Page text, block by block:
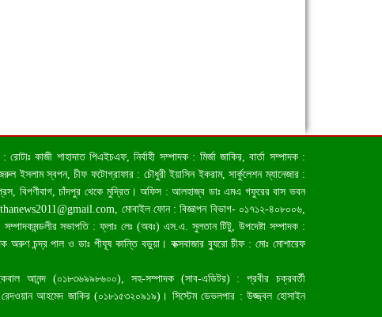
কাজী শাহাদাত পিএইচএফ, নির্বাহী সম্পাদক : মির্জা জাকির, বার্তা সম্পাদক :
ইসলাম স্বপন, চীফ ফটোগ্রাফার : চৌধুরী ইয়াসিন ইকরাম, সার্কুলেশন ম্যানেজার :
বিপণীবাগ, চাঁদপুর থেকে মুদ্রিত। অফিস : আলহাজ্ব ডাঃ এমএ গফুরের বাস ভবন
, মোবাইল ফোন : বিজ্ঞাপন বিভাগ- ০১৭১২-৪০৮০০৬,
সভাপতি : ফ্লাঃ লেঃ (অবঃ) এস.এ. সুলতান টিটু, উপদেষ্টা সম্পাদক :
অরুণ চন্দ্র পাল ও ডাঃ পীযূষ কান্তি বড়ুয়া। কক্সবাজার ব্যুরো চীফ : মোঃ মোশারেফ
আনন্দ (০১৮৩৬৯৯৮৬০০), সহ-সম্পাদক (সাব-এডিটর) : প্রবীর চক্রবর্তী
আহমেদ জাকির (০১৮১৫৩২০৯১৯)। সিস্টেম ডেভলপার : উজ্জ্বল হোসাইন